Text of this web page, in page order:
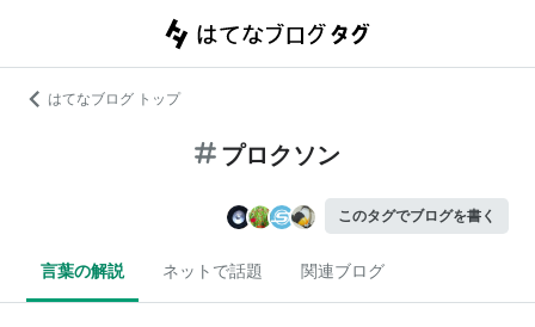
はてなブログ トップ
プロクソン
このタグでブログを書く
言葉の解説 ネットで話題 関連ブログ